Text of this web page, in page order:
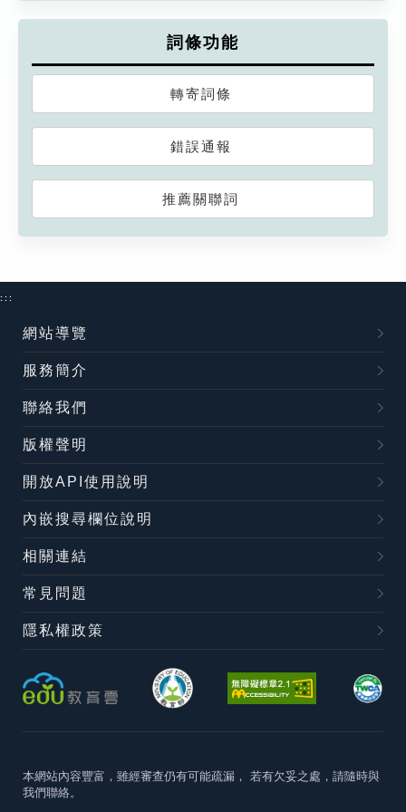
詞條功能
轉寄詞條
錯誤通報
推薦關聯詞
:::
網站導覽
服務簡介
聯絡我們
版權聲明
開放API使用說明
內嵌搜尋欄位說明
相關連結
常見問題
隱私權政策
本網站內容豐富，雖經審查仍有可能疏漏， 若有欠妥之處，請隨時與
我們聯絡。